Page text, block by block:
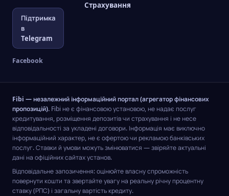
Підтримка
в
Telegram
Facebook
Страхування
Fibi — незалежний інформаційний портал (агрегатор фінансових
пропозицій). Fibi не є фінансовою установою, не надає послуг
кредитування, розміщення депозитів чи страхування і не несе
відповідальності за укладені договори. Інформація має виключно
інформаційний характер, не є офертою чи рекламою банківських
послуг. Ставки й умови можуть змінюватися — звіряйте актуальні
дані на офіційних сайтах установ.
Відповідальне запозичення: оцінюйте власну спроможність
повернути кошти та звертайте увагу на реальну річну процентну
ставку (РПС) і загальну вартість кредиту.